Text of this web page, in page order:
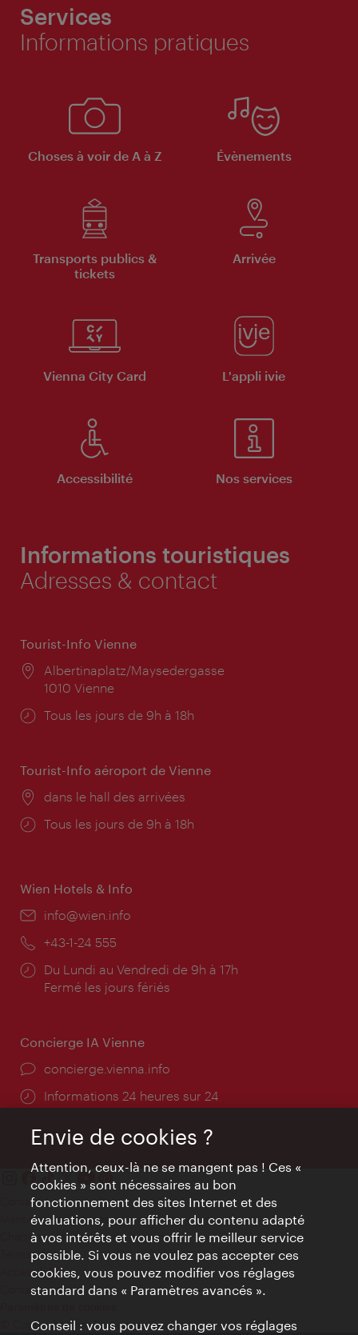
Services
Informations pratiques
Choses à voir de A à Z Évènements
Transports publics &
tickets
Arrivée
Vienna City Card L'appli ivie
Accessibilité Nos services
Informations touristiques
Adresses & contact
Tourist-Info Vienne
Lieu:
Albertinaplatz/Maysedergasse
1010 Vienne
Horaires
Tous les jours de 9h à 18h
Tourist-Info aéroport de Vienne
Lieu:
dans le hall des arrivées
Horaires
Tous les jours de 9h à 18h
Wien Hotels & Info
E-
info@wien.info
Téléphone:
+43-1-24 555
Horaires
d'ouverture:
Du Lundi au Vendredi de 9h à 17h
Fermé les jours fériés
Concierge IA Vienne
Ort:
concierge.vienna.info
Öffnungszeiten:
Informations 24 heures sur 24
Contact
Mentions obligatoires
Charte sur le respect de la vie privée
Terms of Use
Accessibilité
Contact presse
© Copyright WienTourismus
Envie de cookies ?
Attention, ceux-là ne se mangent pas ! Ces «
cookies » sont nécessaires au bon
fonctionnement des sites Internet et des
évaluations, pour afficher du contenu adapté
à vos intérêts et vous offrir le meilleur service
possible. Si vous ne voulez pas accepter ces
cookies, vous pouvez modifier vos réglages
standard dans « Paramètres avancés ».
Conseil : vous pouvez changer vos réglages